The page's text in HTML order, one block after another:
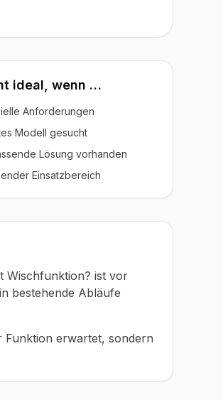
ideal, wenn …
Anforderungen
Modell gesucht
Lösung vorhanden
Einsatzbereich
Wischfunktion? ist vor
bestehende Abläufe
erwartet, sondern